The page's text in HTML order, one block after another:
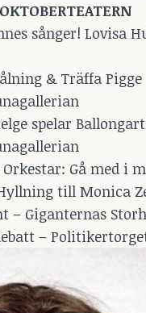
sånger! Lovisa
& Träffa Pigge
spelar
Orkestar: Gå med i
till Monica
– Giganternas
–